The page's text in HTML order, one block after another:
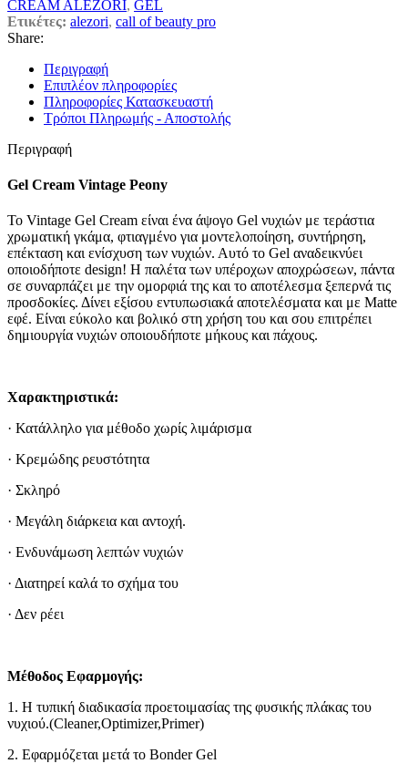
CREAM ALEZORI, GEL
Ετικέτες: alezori, call of beauty pro
Share:
Περιγραφή
Επιπλέον πληροφορίες
Πληροφορίες Κατασκευαστή
Τρόποι Πληρωμής - Αποστολής
Περιγραφή
Gel Cream Vintage Peony
Το Vintage Gel Cream είναι ένα άψογο Gel νυχιών με τεράστια
χρωματική γκάμα, φτιαγμένο για μοντελοποίηση, συντήρηση,
επέκταση και ενίσχυση των νυχιών. Αυτό το Gel αναδεικνύει
οποιοδήποτε design! Η παλέτα των υπέροχων αποχρώσεων, πάντα
σε συναρπάζει με την ομορφιά της και το αποτέλεσμα ξεπερνά τις
προσδοκίες. Δίνει εξίσου εντυπωσιακά αποτελέσματα και με Matte
εφέ. Είναι εύκολο και βολικό στη χρήση του και σου επιτρέπει
δημιουργία νυχιών οποιουδήποτε μήκους και πάχους.
Χαρακτηριστικά:
· Κατάλληλο για μέθοδο χωρίς λιμάρισμα
· Κρεμώδης ρευστότητα
· Σκληρό
· Μεγάλη διάρκεια και αντοχή.
· Ενδυνάμωση λεπτών νυχιών
· Διατηρεί καλά το σχήμα του
· Δεν ρέει
Μέθοδος Εφαρμογής:
1. Η τυπική διαδικασία προετοιμασίας της φυσικής πλάκας του
νυχιού.(Cleaner,Optimizer,Primer)
2. Εφαρμόζεται μετά το Bonder Gel